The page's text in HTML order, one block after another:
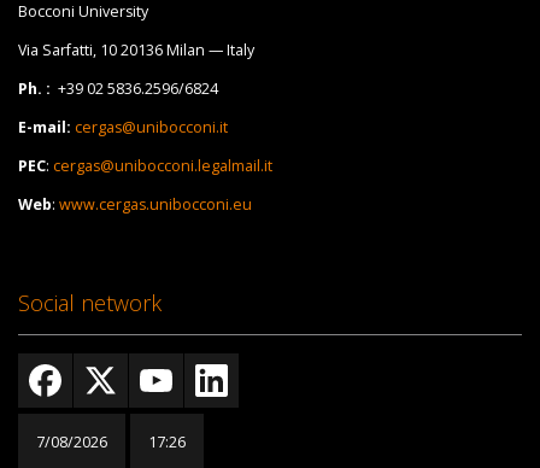
Bocconi University
Via Sarfatti, 10 20136 Milan — Italy
Ph. : +39 02 5836.2596/6824
E-mail: cergas@unibocconi.it
PEC: cergas@unibocconi.legalmail.it
Web: www.cergas.unibocconi.eu
Social network
7/08/2026 17:26